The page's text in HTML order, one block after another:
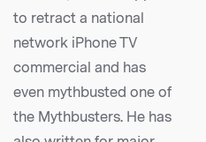
to retract a national
network iPhone TV
commercial and has
even mythbusted one of
the Mythbusters. He has